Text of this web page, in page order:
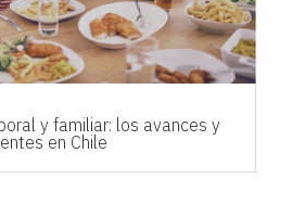
y familiar: los avances y
en Chile